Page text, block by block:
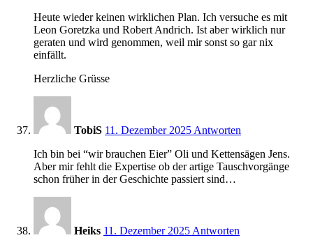
Heute wieder keinen wirklichen Plan. Ich versuche es mit
Leon Goretzka und Robert Andrich. Ist aber wirklich nur
geraten und wird genommen, weil mir sonst so gar nix
einfällt.
Herzliche Grüsse
TobiS 11. Dezember 2025 Antworten
Ich bin bei “wir brauchen Eier” Oli und Kettensägen Jens.
Aber mir fehlt die Expertise ob der artige Tauschvorgänge
schon früher in der Geschichte passiert sind…
Heiks 11. Dezember 2025 Antworten